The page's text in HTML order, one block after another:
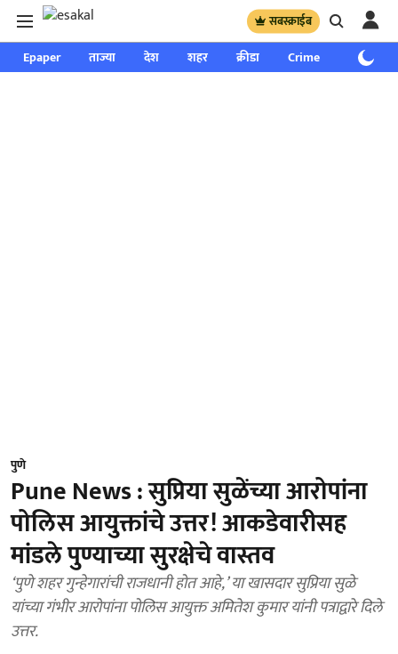
सबस्क्राईब
Epaper ताज्या देश शहर क्रीडा Crime साप्ताहिक
पुणे
Pune News : सुप्रिया सुळेंच्या आरोपांना
पोलिस आयुक्तांचे उत्तर! आकडेवारीसह
मांडले पुण्याच्या सुरक्षेचे वास्तव
‘पुणे शहर गुन्हेगारांची राजधानी होत आहे,’ या खासदार सुप्रिया सुळे
यांच्या गंभीर आरोपांना पोलिस आयुक्त अमितेश कुमार यांनी पत्राद्वारे दिले
उत्तर.